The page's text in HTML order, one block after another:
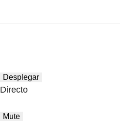
Desplegar
Directo
Mute